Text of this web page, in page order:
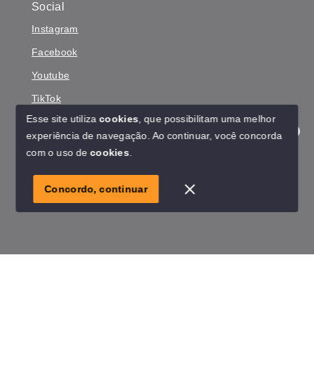
Olá! Estamos disponíveis para te ajudar.
Social
Instagram
Facebook
Youtube
TikTok
© Copyright 2026 - Reinaldo Yasunaka - Todos os direitos
SITE PARA IMOBILIARIA
Esse site utilizacookies , que possibilitam uma melhor
experiência de navegação. Ao continuar, você concorda
com o uso decookies
Concordo, continuar